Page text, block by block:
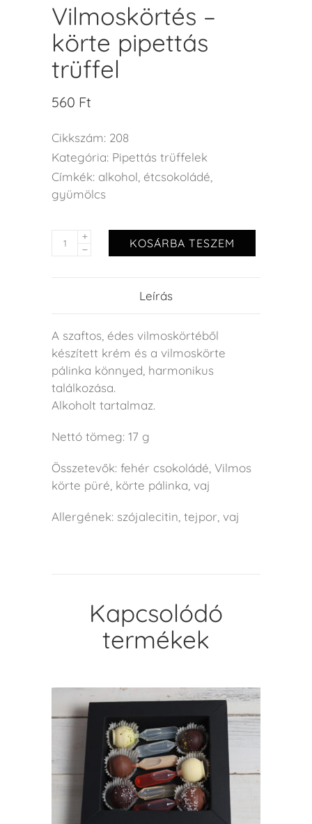
Vilmoskörtés –
körte pipettás
trüffel
560 Ft
Cikkszám: 208
Kategória: Pipettás trüffelek
Címkék: alkohol, étcsokoládé,
gyümölcs
KOSÁRBA TESZEM
Leírás
A szaftos, édes vilmoskörtéből
készített krém és a vilmoskörte
pálinka könnyed, harmonikus
találkozása.
Alkoholt tartalmaz.
Nettó tömeg: 17 g
Összetevők: fehér csokoládé, Vilmos
körte püré, körte pálinka, vaj
Allergének: szójalecitin, tejpor, vaj
Kapcsolódó
termékek
KOSÁRBA TESZEM